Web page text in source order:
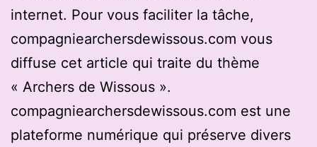
internet. Pour vous faciliter la tâche,
compagniearchersdewissous.com vous
diffuse cet article qui traite du thème
« Archers de Wissous ».
compagniearchersdewissous.com est une
plateforme numérique qui préserve divers